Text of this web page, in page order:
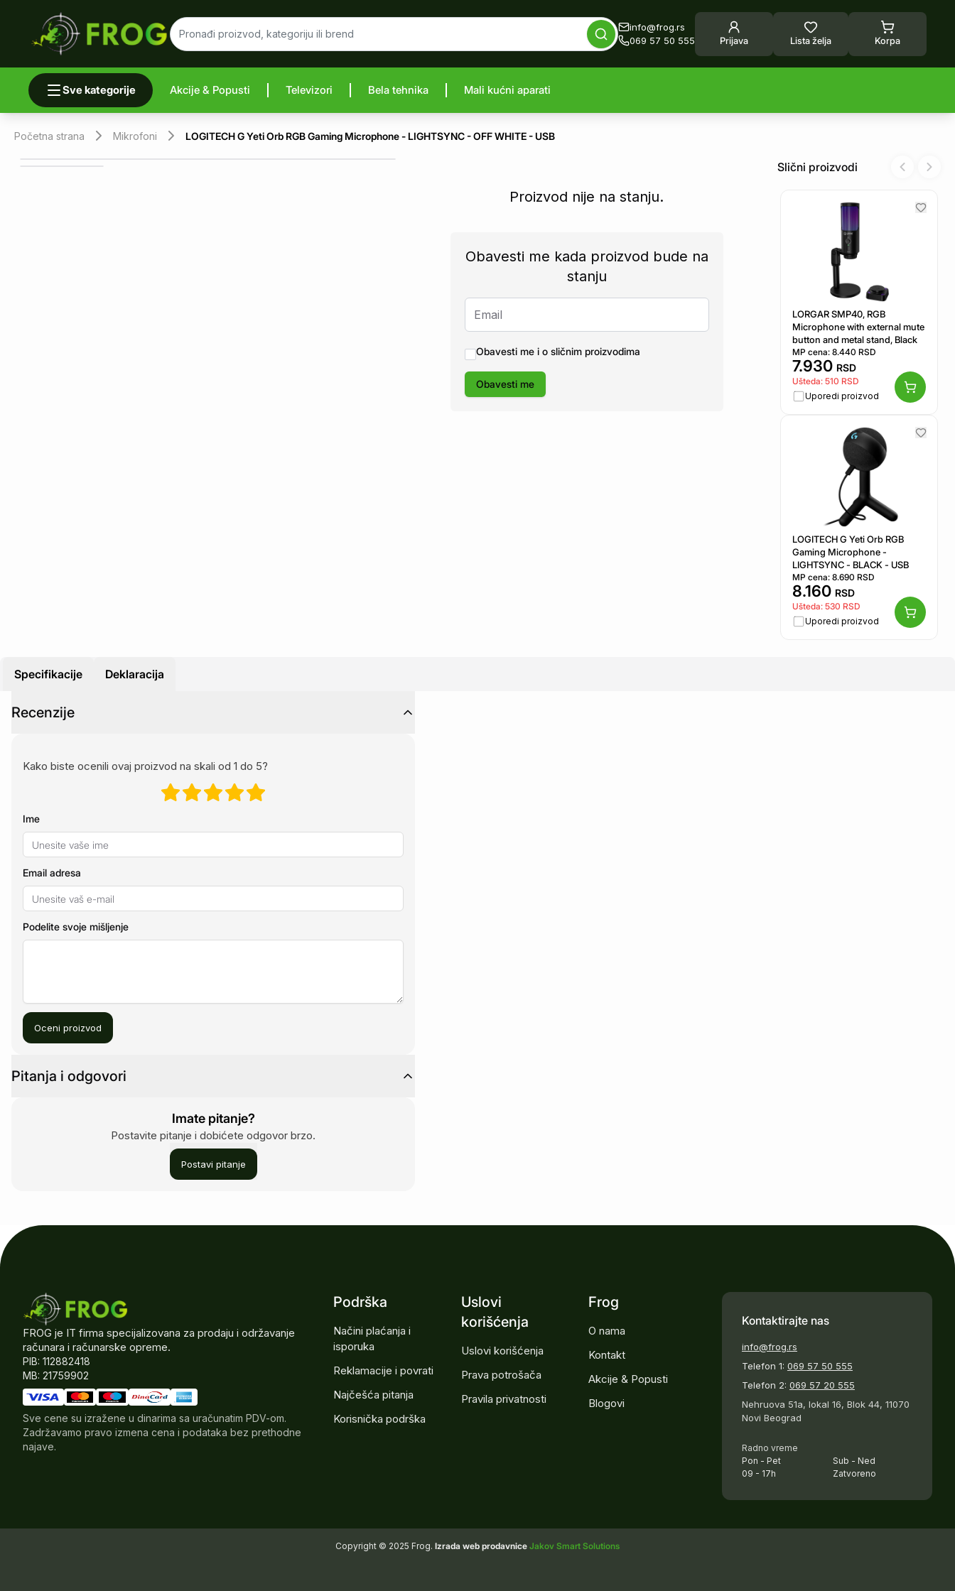
info@frog.rs
069 57 50 555
Prijava Lista želja Korpa
Sve kategorije Akcije & Popusti Televizori Bela tehnika Mali kućni aparati
Početna strana Mikrofoni LOGITECH G Yeti Orb RGB Gaming Microphone - LIGHTSYNC - OFF WHITE - USB
Proizvod nije na stanju.
Obavesti me kada proizvod bude na
stanju
Obavesti me i o sličnim proizvodima
Obavesti me
Slični proizvodi
LORGAR SMP40, RGB
Microphone with external mute
button and metal stand, Black
MP cena: 8.440 RSD
7.930 RSD
Ušteda: 510 RSD
Uporedi proizvod
LOGITECH G Yeti Orb RGB
Gaming Microphone -
LIGHTSYNC - BLACK - USB
MP cena: 8.690 RSD
8.160 RSD
Ušteda: 530 RSD
Uporedi proizvod
Previous
Next
Specifikacije Deklaracija
Recenzije
Kako biste ocenili ovaj proizvod na skali od 1 do 5?
Ime
Email adresa
Podelite svoje mišljenje
Oceni proizvod
Pitanja i odgovori
Imate pitanje?
Postavite pitanje i dobićete odgovor brzo.
Postavi pitanje
FROG je IT firma specijalizovana za prodaju i održavanje
računara i računarske opreme.
PIB: 112882418
MB: 21759902
Sve cene su izražene u dinarima sa uračunatim PDV-om.
Zadržavamo pravo izmena cena i podataka bez prethodne
najave.
Podrška
Načini plaćanja i
isporuka
Reklamacije i povrati
Najčešća pitanja
Korisnička podrška
Uslovi
korišćenja
Uslovi korišćenja
Prava potrošača
Pravila privatnosti
Frog
O nama
Kontakt
Akcije & Popusti
Blogovi
Kontaktirajte nas
info@frog.rs
Telefon 1: 069 57 50 555
Telefon 2: 069 57 20 555
Nehruova 51a, lokal 16, Blok 44, 11070
Novi Beograd
Radno vreme
Pon - Pet
09 - 17h
Sub - Ned
Zatvoreno
Copyright © 2025 Frog. Izrada web prodavnice Jakov Smart Solutions